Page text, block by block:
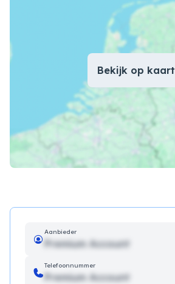
Aanbieder
Premium Account
Telefoonnummer
Premium Account
Bekijk op kaart